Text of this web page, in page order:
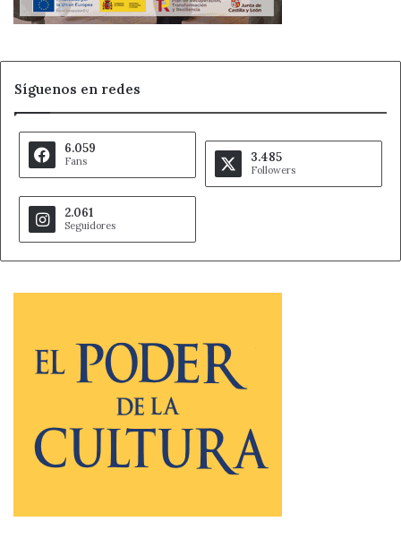
Síguenos en redes
6.059
Fans 3.485
Followers
2.061
Seguidores